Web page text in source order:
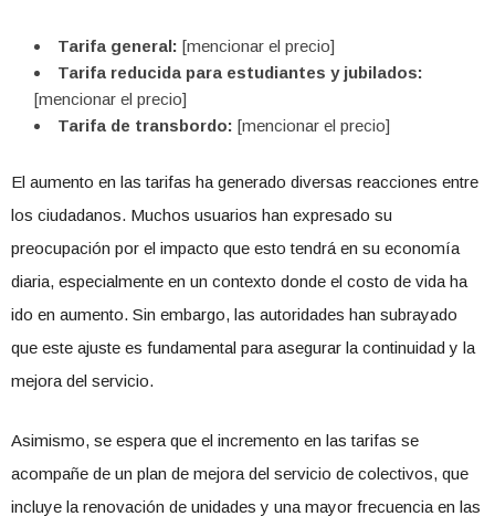
Tarifa general: [mencionar el precio]
Tarifa reducida para estudiantes y jubilados:
[mencionar el precio]
Tarifa de transbordo: [mencionar el precio]
El aumento en las tarifas ha generado diversas reacciones entre
los ciudadanos. Muchos usuarios han expresado su
preocupación por el impacto que esto tendrá en su economía
diaria, especialmente en un contexto donde el costo de vida ha
ido en aumento. Sin embargo, las autoridades han subrayado
que este ajuste es fundamental para asegurar la continuidad y la
mejora del servicio.
Asimismo, se espera que el incremento en las tarifas se
acompañe de un plan de mejora del servicio de colectivos, que
incluye la renovación de unidades y una mayor frecuencia en las